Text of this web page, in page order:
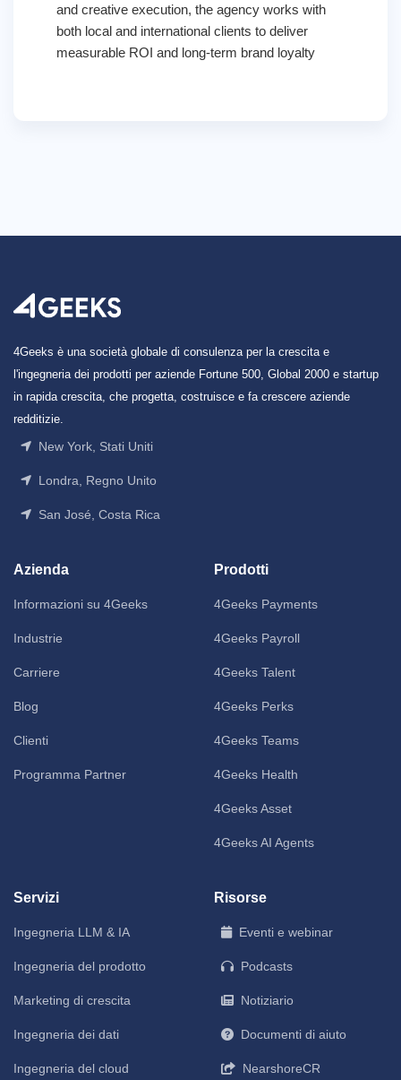
and creative execution, the agency works with
both local and international clients to deliver
measurable ROI and long-term brand loyalty
4Geeks è una società globale di consulenza per la crescita e
l'ingegneria dei prodotti per aziende Fortune 500, Global 2000 e startup
in rapida crescita, che progetta, costruisce e fa crescere aziende
redditizie.
New York, Stati Uniti
Londra, Regno Unito
San José, Costa Rica
Azienda
Informazioni su 4Geeks
Industrie
Carriere
Blog
Clienti
Programma Partner
Prodotti
4Geeks Payments
4Geeks Payroll
4Geeks Talent
4Geeks Perks
4Geeks Teams
4Geeks Health
4Geeks Asset
4Geeks AI Agents
Servizi
Ingegneria LLM & IA
Ingegneria del prodotto
Marketing di crescita
Ingegneria dei dati
Ingegneria del cloud
Risorse
Eventi e webinar
Podcasts
Notiziario
Documenti di aiuto
NearshoreCR